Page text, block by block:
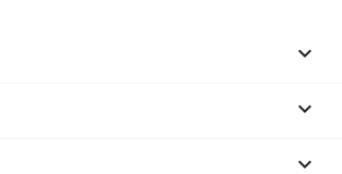


